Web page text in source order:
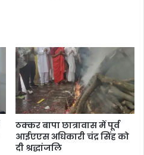
ठक्कर बापा छात्रावास में पूर्व
आईएएस अधिकारी चंद्र सिंह को
दी श्रद्धांजलि